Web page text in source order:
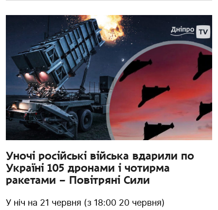
Уночі російські війська вдарили по
Україні 105 дронами і чотирма
ракетами – Повітряні Сили
У ніч на 21 червня (з 18:00 20 червня)